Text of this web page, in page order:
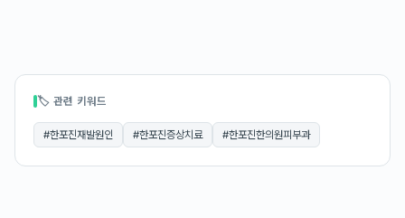
🏷 관련 키워드
#한포진재발원인 #한포진증상치료 #한포진한의원피부과